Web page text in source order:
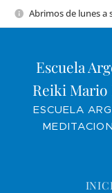
Abrimos de lunes a
Escuela
Reiki
ESCUELA